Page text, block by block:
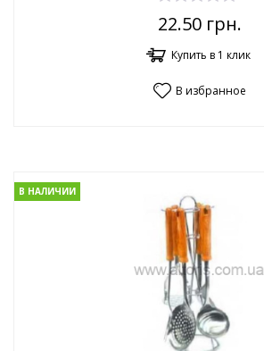
22.50 грн.
Купить в 1 клик
В избранное
В НАЛИЧИИ